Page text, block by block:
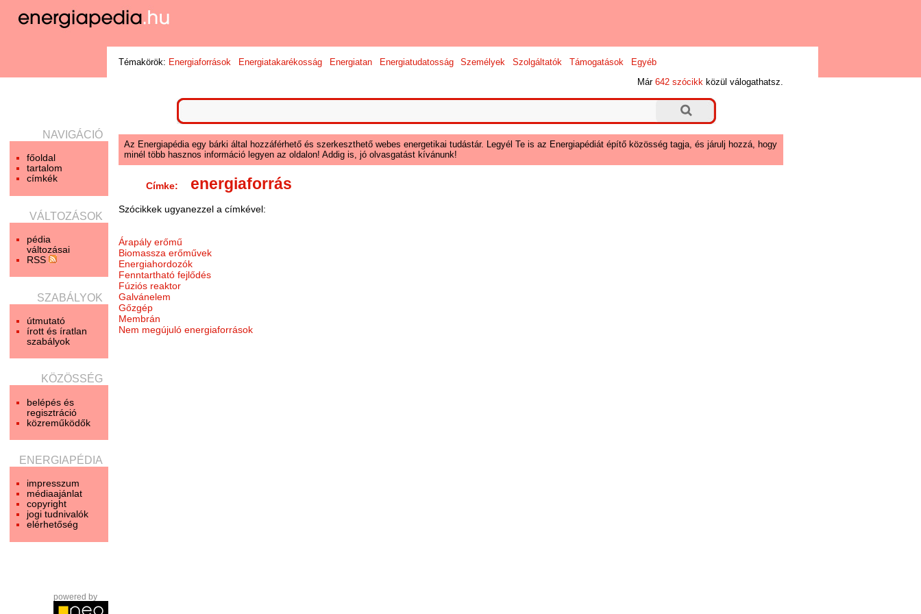
NAVIGÁCIÓ
főoldal
tartalom
címkék
VÁLTOZÁSOK
pédia
változásai
RSS
SZABÁLYOK
útmutató
írott és íratlan
szabályok
KÖZÖSSÉG
belépés és
regisztráció
közreműködők
ENERGIAPÉDIA
impresszum
médiaajánlat
copyright
jogi tudnivalók
elérhetőség
powered by
Témakörök: Energiaforrások Energiatakarékosság Energiatan Energiatudatosság Személyek Szolgáltatók Támogatások
Egyéb
Már642 szócikk közül válogathatsz.
Az Energiapédia egy bárki által hozzáférhető és szerkeszthető webes energetikai tudástár. Legyél Te is az Energiapédiát építő közösség tagja, és járulj hozzá, hogy
minél több hasznos információ legyen az oldalon! Addig is, jó olvasgatást kívánunk!
Címke: energiaforrás
Szócikkek ugyanezzel a címkével:
Árapály erőmű
Biomassza erőművek
Energiahordozók
Fenntartható fejlődés
Fúziós reaktor
Galvánelem
Gőzgép
Membrán
Nem megújuló energiaforrások